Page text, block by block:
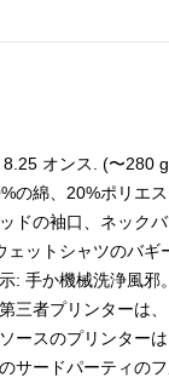
オンス. (〜280
の綿、20%ポリエ
ドの袖口、ネック
ェットシャツのバギ
: 手か機械洗浄風邪
三者プリンターは
ースのプリンター
サードパーティの